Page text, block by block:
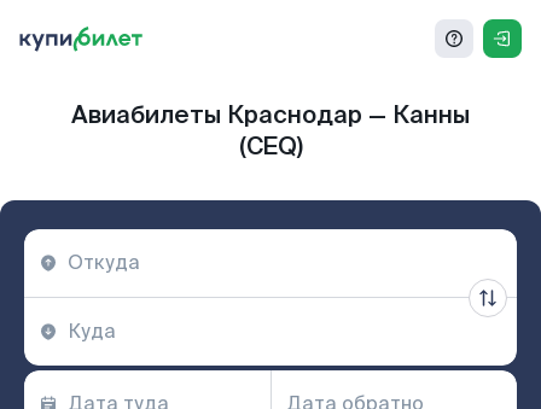
Авиабилеты Краснодар — Канны
(CEQ)